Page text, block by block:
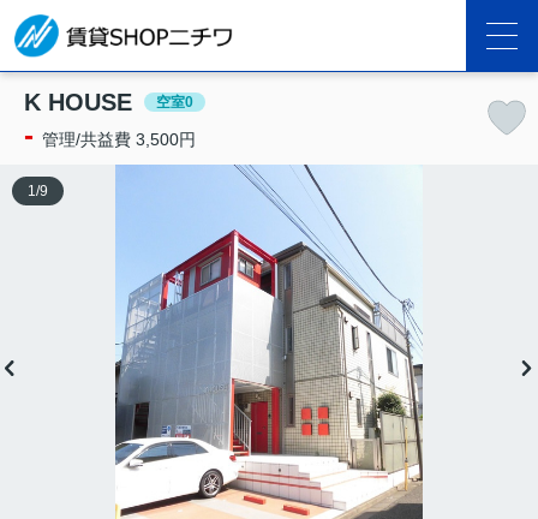
K HOUSE 空室0
- 管理/共益費 3,500円
1 /9